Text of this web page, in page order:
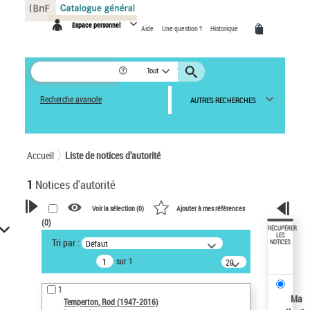
Espace personnel Aide Une question ? Historique
Tout
Recherche avancée AUTRES RECHERCHES
Accueil Liste de notices d’autorité
1 Notices d'autorité
VOTRE RECHERCHE
Recherche avancée dans les
notices d’autorité
Œuvres liées à l'auteur :
Temperton, Rod (1947-2016)
Voir la sélection (0) Ajouter à mes références
(0)
Tri par : Défaut
sur 1
20
résultats/page
1
Temperton, Rod (1947-2016)
RÉCUPÉRER
LES
NOTICES
Ma
Panneau de gestion des cookies